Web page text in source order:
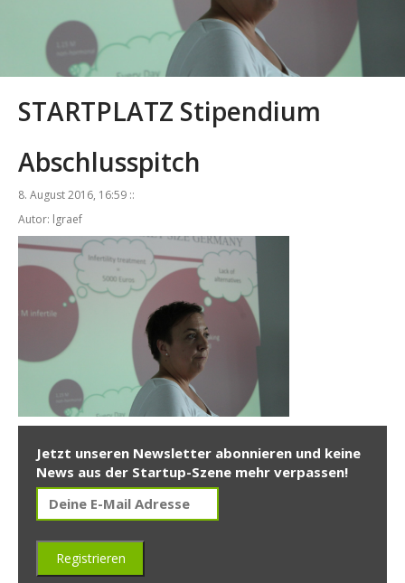
STARTPLATZ Stipendium
Abschlusspitch
8. August 2016, 16:59 ::
Autor: lgraef
Jetzt unseren Newsletter abonnieren und keine
News aus der Startup-Szene mehr verpassen!